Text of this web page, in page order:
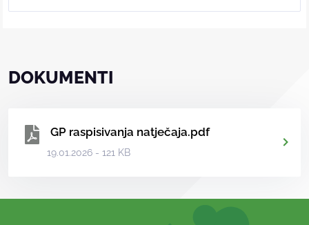
DOKUMENTI
GP raspisivanja natječaja.pdf
19.01.2026 - 121 KB